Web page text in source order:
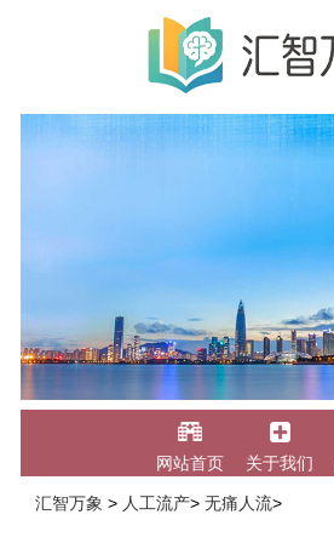
网站首页 关于我们
汇智万象 > 人工流产> 无痛人流>